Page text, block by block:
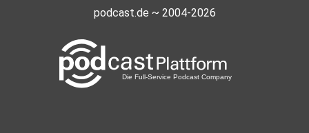
podcast.de ~ 2004-2026